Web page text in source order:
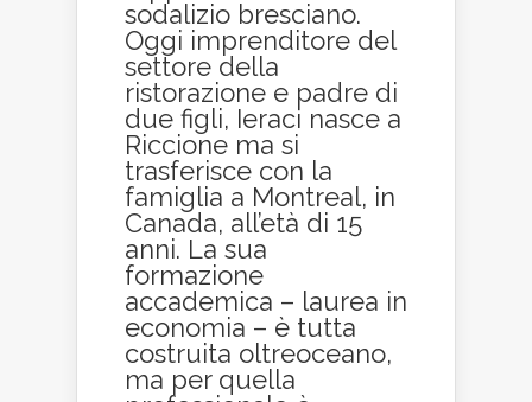
sodalizio bresciano.
Oggi imprenditore del
settore della
ristorazione e padre di
due figli, Ieraci nasce a
Riccione ma si
trasferisce con la
famiglia a Montreal, in
Canada, all’età di 15
anni. La sua
formazione
accademica – laurea in
economia – è tutta
costruita oltreoceano,
ma per quella